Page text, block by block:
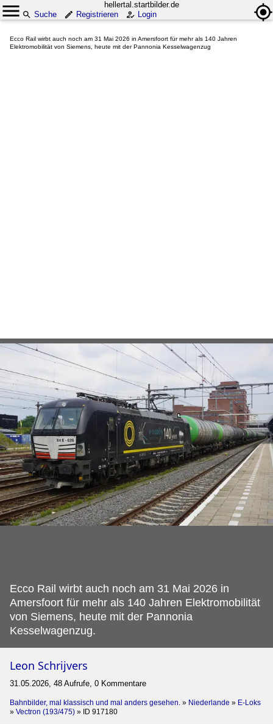
hellertal.startbilder.de
Suche
Registrieren Login
Ecco Rail wirbt auch noch am 31 Mai 2026 in Amersfoort für mehr als 140 Jahren
Elektromobilität von Siemens, heute mit der Pannonia Kesselwagenzug
Ecco Rail wirbt auch noch am 31 Mai 2026 in
Amersfoort für mehr als 140 Jahren Elektromobilität
von Siemens, heute mit der Pannonia
Kesselwagenzug.
Leon Schrijvers
31.05.2026, 48 Aufrufe, 0 Kommentare
Bahnbilder, mal klassisch und mal anders gesehen. » Niederlande » E-Loks
» Vectron (193/475) » ID 917180